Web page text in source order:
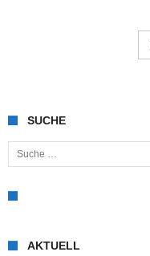
SUCHE
Suche nach:
AKTUELL